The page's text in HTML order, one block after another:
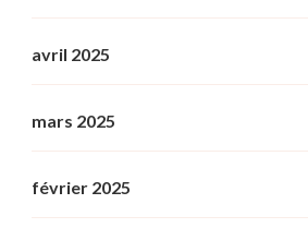
avril 2025
mars 2025
février 2025